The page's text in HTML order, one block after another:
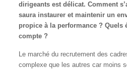
dirigeants est délicat. Comment
saura instaurer et maintenir un
propice à la performance ? Quels
compte ?
Le marché du recrutement des
complexe que les autres car moins